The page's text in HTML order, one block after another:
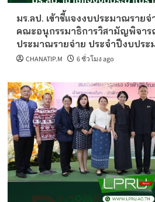
มร.ลป. เข้าชี้แจงงบประมาณราย
คณะอนุกรรมาธิการวิสามัญพิจาร
ประมาณรายจ่าย ประจำปีงบปร
CHANATIP.M 6 ชั่วโมง ago